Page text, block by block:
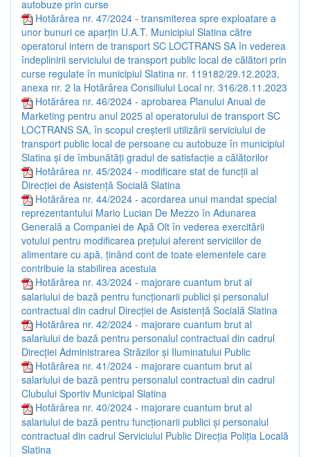
autobuze prin curse
Hotărârea nr. 47/2024 - transmiterea spre exploatare a
unor bunuri ce aparțin U.A.T. Municipiul Slatina către
operatorul intern de transport SC LOCTRANS SA în vederea
îndeplinirii serviciului de transport public local de călători prin
curse regulate în municipiul Slatina nr. 119182/29.12.2023,
anexa nr. 2 la Hotărârea Consiliului Local nr. 316/28.11.2023
Hotărârea nr. 46/2024 - aprobarea Planului Anual de
Marketing pentru anul 2025 al operatorului de transport SC
LOCTRANS SA, în scopul creșterii utilizării serviciului de
transport public local de persoane cu autobuze în municipiul
Slatina și de îmbunătăți gradul de satisfacție a călătorilor
Hotărârea nr. 45/2024 - modificare stat de funcții al
Direcției de Asistență Socială Slatina
Hotărârea nr. 44/2024 - acordarea unui mandat special
reprezentantului Mario Lucian De Mezzo în Adunarea
Generală a Companiei de Apă Olt în vederea exercitării
votului pentru modificarea prețului aferent serviciilor de
alimentare cu apă, ținând cont de toate elementele care
contribuie la stabilirea acestuia
Hotărârea nr. 43/2024 - majorare cuantum brut al
salariului de bază pentru funcționarii publici și personalul
contractual din cadrul Direcției de Asistență Socială Slatina
Hotărârea nr. 42/2024 - majorare cuantum brut al
salariului de bază pentru personalul contractual din cadrul
Direcției Administrarea Străzilor și Iluminatului Public
Hotărârea nr. 41/2024 - majorare cuantum brut al
salariului de bază pentru personalul contractual din cadrul
Clubului Sportiv Municipal Slatina
Hotărârea nr. 40/2024 - majorare cuantum brut al
salariului de bază pentru funcționarii publici și personalul
contractual din cadrul Serviciului Public Direcția Poliția Locală
Slatina